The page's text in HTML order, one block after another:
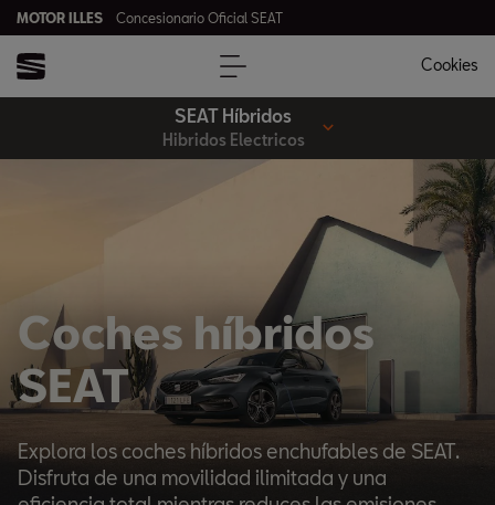
MOTOR ILLES Concesionario Oficial SEAT
Cookies
SEAT Híbridos
Hibridos Electricos
Coches híbridos
SEAT
Explora los coches híbridos enchufables de SEAT.
Disfruta de una movilidad ilimitada y una